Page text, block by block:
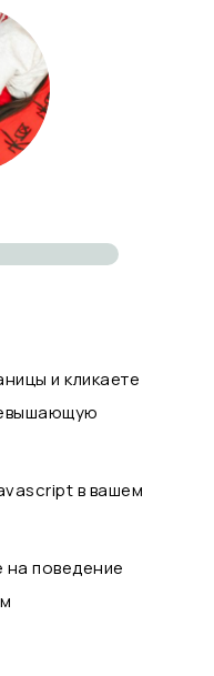
и кликаете
в вашем
поведение